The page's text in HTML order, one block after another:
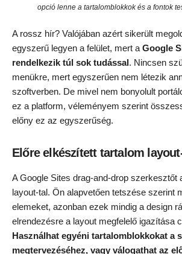
opció lenne a tartalomblokkok és a fontok
A rossz hír? Valójában azért sikerült
egyszerű legyen a felület, mert aGoogle
rendelkezik túl sok tudással. Nincsen
menükre, mert egyszerűen nem létezik
szoftverben. De mivel nem bonyolult
ez a platform, véleményem szerint
előny ez az egyszerűség.
Előre elkészített tartalom
A Google Sites drag-and-drop szerkesztőt
layout-tal. Ön alapvetően tetszése szerint
elemeket, azonban ezek mindig a design
elrendezésre a layout megfelelő igazítása
Használhat egyéni tartalomblokkokat a
megtervezéséhez, vagy válogathat az